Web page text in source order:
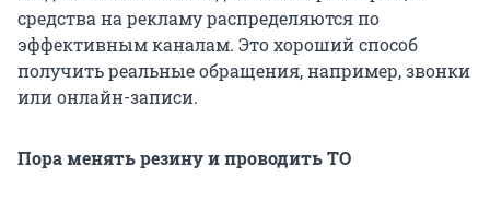
средства на рекламу распределяются по
эффективным каналам. Это хороший способ
получить реальные обращения, например, звонки
или онлайн-записи.
Пора менять резину и проводить ТО